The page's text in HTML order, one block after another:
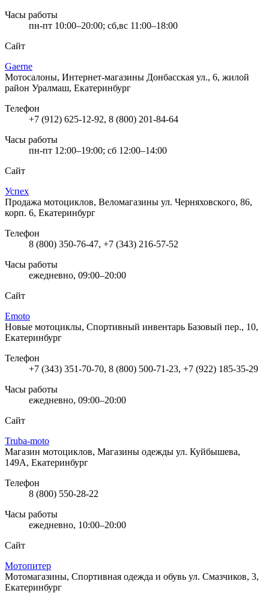
Часы работы
пн-пт 10:00–20:00; сб,вс 11:00–18:00
Сайт
Gaerne
Мотосалоны, Интернет-магазины Донбасская ул., 6, жилой
район Уралмаш, Екатеринбург
Телефон
+7 (912) 625-12-92, 8 (800) 201-84-64
Часы работы
пн-пт 12:00–19:00; сб 12:00–14:00
Сайт
Успех
Продажа мотоциклов, Веломагазины ул. Черняховского, 86,
корп. 6, Екатеринбург
Телефон
8 (800) 350-76-47, +7 (343) 216-57-52
Часы работы
ежедневно, 09:00–20:00
Сайт
Emoto
Новые мотоциклы, Спортивный инвентарь Базовый пер., 10,
Екатеринбург
Телефон
+7 (343) 351-70-70, 8 (800) 500-71-23, +7 (922) 185-35-29
Часы работы
ежедневно, 09:00–20:00
Сайт
Truba-moto
Магазин мотоциклов, Магазины одежды ул. Куйбышева,
149А, Екатеринбург
Телефон
8 (800) 550-28-22
Часы работы
ежедневно, 10:00–20:00
Сайт
Мотопитер
Мотомагазины, Спортивная одежда и обувь ул. Смазчиков, 3,
Екатеринбург